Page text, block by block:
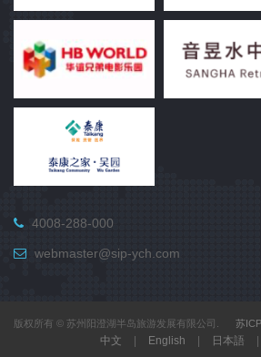
4008-288-000
webmaster@sip-ych.com
版权所有 © 苏州阳澄湖半岛旅游发展有限公司. 苏
中文 English 日本語